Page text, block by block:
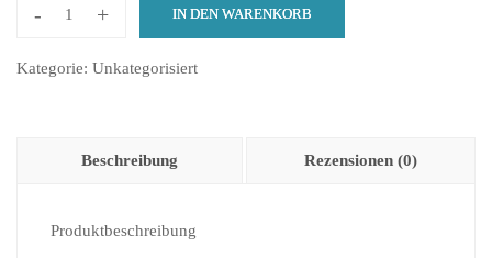
-
test
+ IN DEN WARENKORB
Kategorie: Unkategorisiert
Beschreibung Rezensionen (0)
Produktbeschreibung